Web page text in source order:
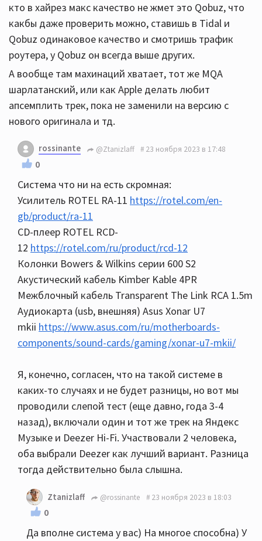
кто в хайрез макс качество не жмет это Qobuz, что
какбы даже проверить можно, ставишь в Tidal и
Qobuz одинаковое качество и смотришь трафик
роутера, у Qobuz он всегда выше других.
А вообще там махинаций хватает, тот же MQA
шарлатанский, или как Apple делать любит
апсемплить трек, пока не заменили на версию с
нового оригинала и тд.
rossinante @Ztanizlaff 23 ноября 2023 в 17:48
0
Система что ни на есть скромная:
Усилитель ROTEL RA-11 https://rotel.com/en-
gb/product/ra-11
CD-плеер ROTEL RCD-
12 https://rotel.com/ru/product/rcd-12
Колонки Bowers & Wilkins серии 600 S2
Акустический кабель Kimber Kable 4PR
Межблочный кабель Transparent The Link RCA 1.5m
Аудиокарта (usb, внешняя) Asus Xonar U7
mkii https://www.asus.com/ru/motherboards-
components/sound-cards/gaming/xonar-u7-mkii/
Я, конечно, согласен, что на такой системе в
каких-то случаях и не будет разницы, но вот мы
проводили слепой тест (еще давно, года 3-4
назад), включали один и тот же трек на Яндекс
Музыке и Deezer Hi-Fi. Участвовали 2 человека,
оба выбрали Deezer как лучший вариант. Разница
тогда действительно была слышна.
Ztanizlaff @rossinante 23 ноября 2023 в 18:03
0
Да вполне система у вас) На многое способна) У